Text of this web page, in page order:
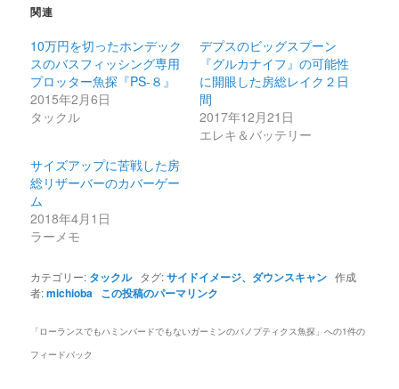
関連
10万円を切ったホンデック
スのバスフィッシング専用
プロッター魚探『PS-８』
2015年2月6日
タックル
デプスのビッグスプーン
『グルカナイフ』の可能性
に開眼した房総レイク２日
間
2017年12月21日
エレキ＆バッテリー
サイズアップに苦戦した房
総リザーバーのカバーゲー
ム
2018年4月1日
ラーメモ
カテゴリー: タックルタグ:サイドイメージ、ダウンスキャン 作成
者:michioba この投稿のパーマリンク
「 ローランスでもハミンバードでもないガーミンのパノプティクス魚探 」への1件の
フィードバック